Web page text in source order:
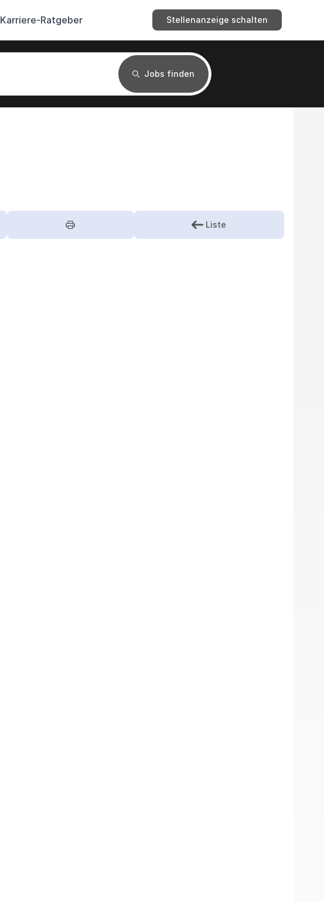
Stellenanzeige schalten
Karriere-Ratgeber
Jobs finden
Liste